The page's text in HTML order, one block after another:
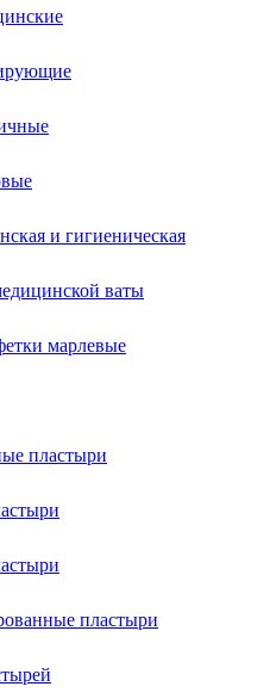
и гигиеническая
ваты
марлевые
пластыри
пластыри